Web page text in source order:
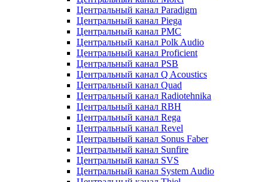
Центральный канал Paradigm
Центральный канал Piega
Центральный канал PMC
Центральный канал Polk Audio
Центральный канал Proficient
Центральный канал PSB
Центральный канал Q Acoustics
Центральный канал Quad
Центральный канал Radiotehnika
Центральный канал RBH
Центральный канал Rega
Центральный канал Revel
Центральный канал Sonus Faber
Центральный канал Sunfire
Центральный канал SVS
Центральный канал System Audio